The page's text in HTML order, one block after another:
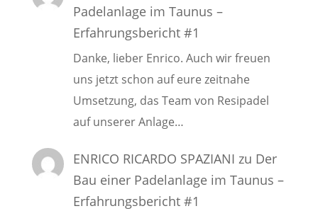
Padelanlage im Taunus –
Erfahrungsbericht #1
Danke, lieber Enrico. Auch wir freuen
uns jetzt schon auf eure zeitnahe
Umsetzung, das Team von Resipadel
auf unserer Anlage…
ENRICO RICARDO SPAZIANI zu Der
Bau einer Padelanlage im Taunus –
Erfahrungsbericht #1